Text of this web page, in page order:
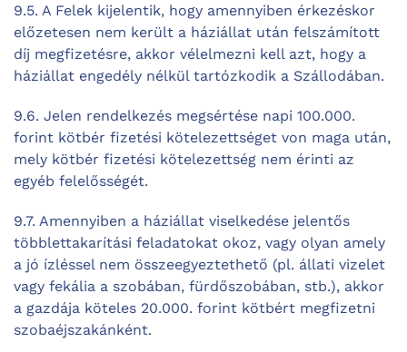
9.5. A Felek kijelentik, hogy amennyiben érkezéskor
előzetesen nem került a háziállat után felszámított
díj megfizetésre, akkor vélelmezni kell azt, hogy a
háziállat engedély nélkül tartózkodik a Szállodában.
9.6. Jelen rendelkezés megsértése napi 100.000.
forint kötbér fizetési kötelezettséget von maga után,
mely kötbér fizetési kötelezettség nem érinti az
egyéb felelősségét.
9.7. Amennyiben a háziállat viselkedése jelentős
többlettakarítási feladatokat okoz, vagy olyan amely
a jó ízléssel nem összeegyeztethető (pl. állati vizelet
vagy fekália a szobában, fürdőszobában, stb.), akkor
a gazdája köteles 20.000. forint kötbért megfizetni
szobaéjszakánként.